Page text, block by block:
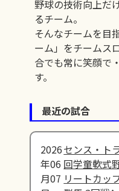
野球の技術向上だ
るチーム。
そんなチームを目
ーム」をチームス
合でも常に笑顔で
す。
最近の試合
2026
年06
月07
センス・ト
回学童軟式
リートカッ